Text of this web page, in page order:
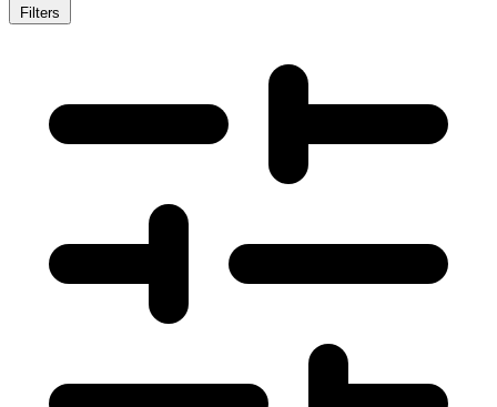
Filters